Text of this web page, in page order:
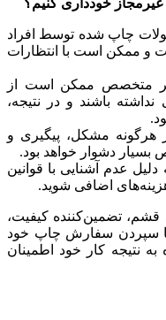
خودداری کنیم؟
چاپ شده توسط افراد
و ممکن است با انتظارات
متخصص ممکن است از
نداشته باشند و در نتیجه،
مشکل، پیگیری و
دشوار خواهد بود.
عدم آشنایی با قوانین
اضافی شوید.
قشم، تضمین‌کننده کیفیت،
سپردن سفارش چاپ خود
به نتیجه کار خود اطمینان